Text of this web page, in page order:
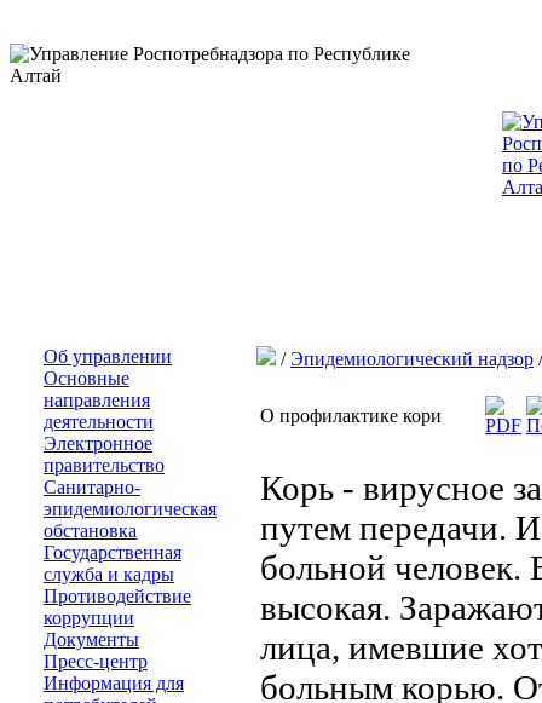
Об управлении
Основные
направления
деятельности
Электронное
правительство
Санитарно-
эпидемиологическая
обстановка
Государственная
служба и кадры
Противодействие
коррупции
Документы
Пресс-центр
Информация для
/Эпидемиологический надзор
О профилактике кори
Корь - вирусное
путем передачи.
больной человек.
высокая.
лица, имевшие
больным корью.